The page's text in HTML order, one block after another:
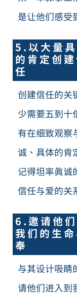
是让他们感受
5.以大量具
的肯定创建
任
创建信任的关
少需要五到十
有在细致观察
诚、具体的肯
记得坦率真诚
信任与爱的关
6.邀请他们
我们的生
奉
与其设计吸睛
请他们进入到